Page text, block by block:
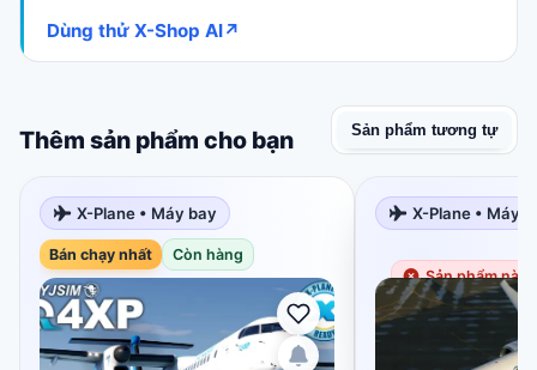
Dùng thử X-Shop AI↗
Thêm sản phẩm cho bạn Sản phẩm tương tự
X-Plane • Máy bay
Bán chạy nhất Còn hàng
X-Plane • Máy
Sản phẩm này